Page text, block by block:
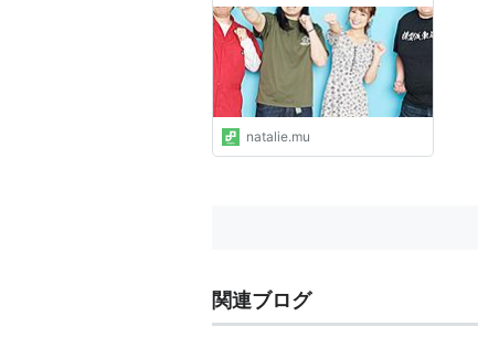
クナタリー 特集・インタビ
ュー
natalie.mu
関連ブログ